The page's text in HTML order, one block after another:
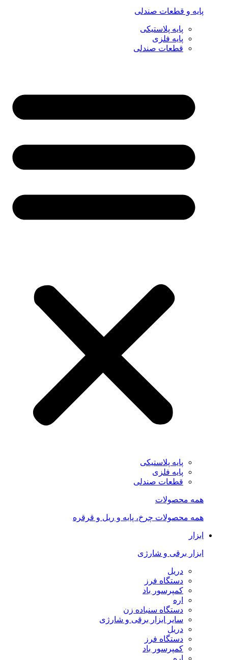
پایه و قطعات صندلی
پایه پلاستیکی
پایه فلزی
قطعات صندلی
پایه پلاستیکی
پایه فلزی
قطعات صندلی
همه محصولات
همه محصولات چرخ، پایه و ریل و قرقره
ابزار
ابزار برقی و شارژی
دریل
دستگاه فرز
کمپرسور باد
اره
دستگاه سنباده زن
سایر ابزار برقی و شارژی
دریل
دستگاه فرز
کمپرسور باد
اره